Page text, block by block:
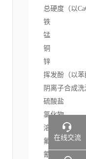
总硬度（以
铁
锰
铜
锌
挥发酚（以
阴离子合成
硫酸
氯化
溶解性
氟化
氰化
在线交流